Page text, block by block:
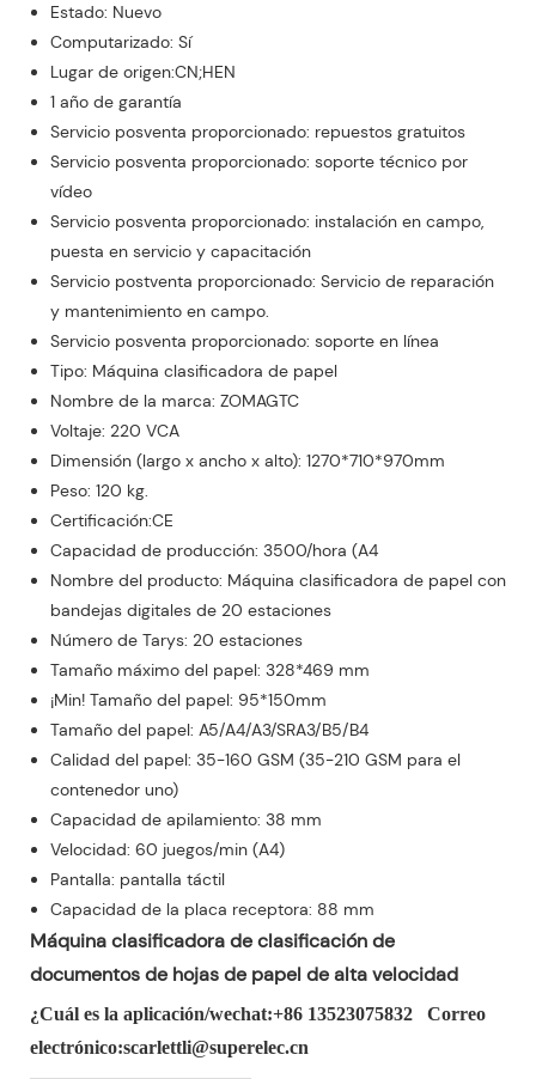
Estado: Nuevo
Computarizado: Sí
Lugar de origen:CN;HEN
1 año de garantía
Servicio posventa proporcionado: repuestos gratuitos
Servicio posventa proporcionado: soporte técnico por
vídeo
Servicio posventa proporcionado: instalación en campo,
puesta en servicio y capacitación
Servicio postventa proporcionado: Servicio de reparación
y mantenimiento en campo.
Servicio posventa proporcionado: soporte en línea
Tipo: Máquina clasificadora de papel
Nombre de la marca: ZOMAGTC
Voltaje: 220 VCA
Dimensión (largo x ancho x alto): 1270*710*970mm
Peso: 120 kg.
Certificación:CE
Capacidad de producción: 3500/hora (A4
Nombre del producto: Máquina clasificadora de papel con
bandejas digitales de 20 estaciones
Número de Tarys: 20 estaciones
Tamaño máximo del papel: 328*469 mm
¡Min! Tamaño del papel: 95*150mm
Tamaño del papel: A5/A4/A3/SRA3/B5/B4
Calidad del papel: 35-160 GSM (35-210 GSM para el
contenedor uno)
Capacidad de apilamiento: 38 mm
Velocidad: 60 juegos/min (A4)
Pantalla: pantalla táctil
Capacidad de la placa receptora: 88 mm
Máquina clasificadora de clasificación de
documentos de hojas de papel de alta velocidad
¿Cuál es la aplicación/wechat:+86 13523075832 Correo
electrónico:scarlettli@superelec.cn